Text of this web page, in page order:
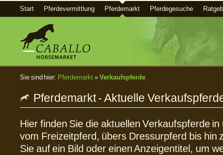
Start Pferdevermittlung Pferdemarkt Pferdegesuche
Sie sind hier: Pferdemarkt » Verkaufspferde
Pferdemarkt - Aktuelle
Hier finden Sie die aktuellen Verkaufspferde
vom Freizeitpferd, übers Dressurpferd bis hin
Sie auf ein Bild oder einen Anzeigentitel, um